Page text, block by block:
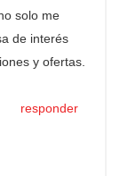
solo me
de interés
y ofertas.
responder